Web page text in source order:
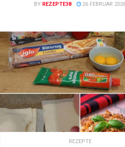
BY REZEPTE38 26 FEBRUAR
REZEPTE